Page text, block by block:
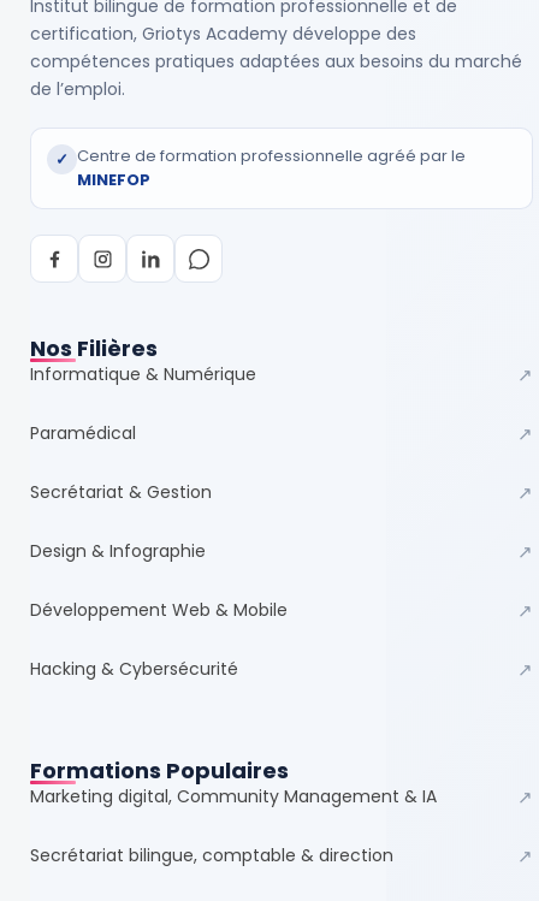
Institut bilingue de formation professionnelle et de
certification, Griotys Academy développe des
compétences pratiques adaptées aux besoins du marché
de l’emploi.
✓ Centre de formation professionnelle agréé par le
MINEFOP
Nos Filières
Informatique & Numérique ↗
Paramédical ↗
Secrétariat & Gestion ↗
Design & Infographie ↗
Développement Web & Mobile ↗
Hacking & Cybersécurité ↗
Formations Populaires
Marketing digital, Community Management & IA ↗
Secrétariat bilingue, comptable & direction ↗